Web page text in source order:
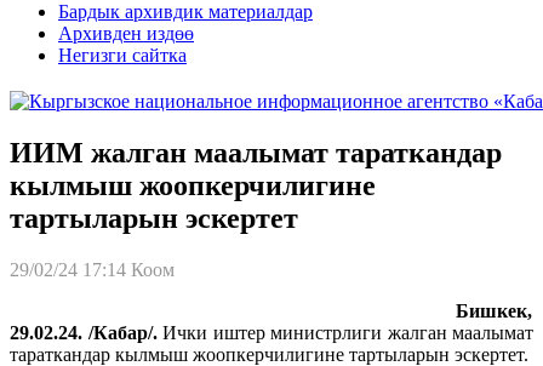
Бардык архивдик материалдар
Архивден издөө
Негизги сайтка
ИИМ жалган маалымат тараткандар
кылмыш жоопкерчилигине
тартыларын эскертет
29/02/24 17:14 Коом
Бишкек,
29.02.24. /Кабар/. Ички иштер министрлиги жалган маалымат
тараткандар кылмыш жоопкерчилигине тартыларын эскертет.